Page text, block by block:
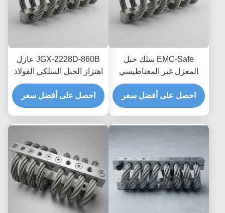
EMC-Safe سلك حبل
المعزل غير المغناطيسي
JGX-2228D-665B حامل
تبديد الصدمات العابر
للإلكترونيات الدقيقة
احصل على أفضل سعر
JGX-2228D-860B عازل
اهتزاز الحبل السلكي الفولاذ
المقاوم للصدأ حياة طويلة
الصناعية مستمع الصدمات
احصل على أفضل سعر